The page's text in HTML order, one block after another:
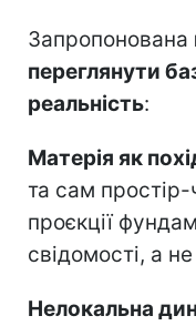
Запропонована
переглянути
реальність:
Матерія як
та сам
проєкції
свідомості, а
Нелокальна